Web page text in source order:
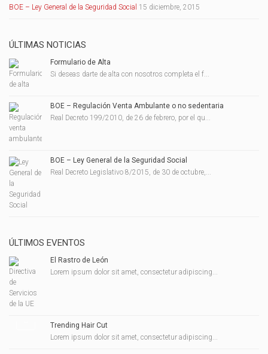
BOE – Ley General de la Seguridad Social 15 diciembre, 2015
ÚLTIMAS NOTICIAS
Formulario de Alta
Si deseas darte de alta con nosotros completa el f...
BOE – Regulación Venta Ambulante o no sedentaria
Real Decreto 199/2010, de 26 de febrero, por el qu...
BOE – Ley General de la Seguridad Social
Real Decreto Legislativo 8/2015, de 30 de octubre,...
ÚLTIMOS EVENTOS
El Rastro de León
Lorem ipsum dolor sit amet, consectetur adipiscing...
Trending Hair Cut
Lorem ipsum dolor sit amet, consectetur adipiscing...